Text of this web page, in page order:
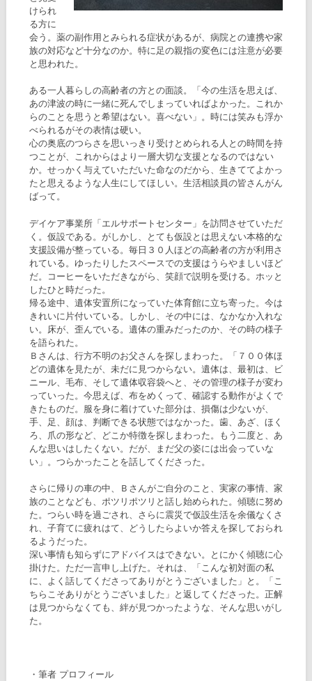
けられ
る方に
会う。薬の副作用とみられる症状があるが、病院との連携や家
族の対応など十分なのか。特に足の親指の変色には注意が必要
と思われた。
ある一人暮らしの高齢者の方との面談。「今の生活を思えば、
あの津波の時に一緒に死んでしまっていればよかった。これか
らのことを思うと希望はない。喜べない」。時には笑みも浮か
べられるがその表情は硬い。
心の奥底のつらさを思いっきり受けとめられる人との時間を持
つことが、これからはより一層大切な支援となるのではない
か。せっかく与えていただいた命なのだから、生きててよかっ
たと思えるような人生にしてほしい。生活相談員の皆さんがん
ばって。
デイケア事業所「エルサポートセンター」を訪問させていただ
く。仮設である。がしかし、とても仮設とは思えない本格的な
支援設備が整っている。毎日３０人ほどの高齢者の方が利用さ
れている。ゆったりしたスペースでの支援はうらやましいほど
だ。コーヒーをいただきながら、笑顔で説明を受ける。ホッと
したひと時だった。
帰る途中、遺体安置所になっていた体育館に立ち寄った。今は
きれいに片付いている。しかし、その中には、なかなか入れな
い。床が、歪んでいる。遺体の重みだったのか、その時の様子
を語られた。
Ｂさんは、行方不明のお父さんを探しまわった。「７００体ほ
どの遺体を見たが、未だに見つからない。遺体は、最初は、ビ
ニール、毛布、そして遺体収容袋へと、その管理の様子が変わ
っていった。今思えば、布をめくって、確認する動作がよくで
きたものだ。服を身に着けていた部分は、損傷は少ないが、
手、足、顔は、判断できる状態ではなかった。歯、あざ、ほく
ろ、爪の形など、どこか特徴を探しまわった。もう二度と、あ
んな思いはしたくない。だが、まだ父の姿には出会っていな
い」。つらかったことを話してくださった。
さらに帰りの車の中、Ｂさんがご自分のこと、実家の事情、家
族のことなども、ポツリポツリと話し始められた。傾聴に努め
た。つらい時を過ごされ、さらに震災で仮設生活を余儀なくさ
れ、子育てに疲れはて、どうしたらよいか答えを探しておられ
るようだった。
深い事情も知らずにアドバイスはできない。とにかく傾聴に心
掛けた。ただ一言申し上げた。それは、「こんな初対面の私
に、よく話してくださってありがとうございました」と。「こ
ちらこそありがとうございました」と返してくださった。正解
は見つからなくても、絆が見つかったような、そんな思いがし
た。
・筆者 プロフィール